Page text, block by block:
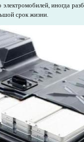
иногда
срок жизни.